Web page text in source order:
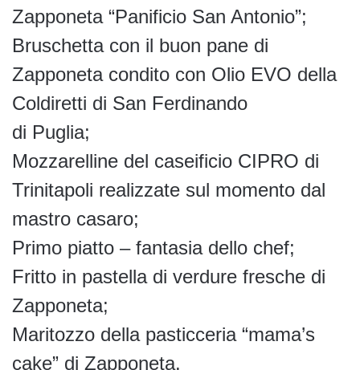
Zapponeta “Panificio San Antonio”;
Bruschetta con il buon pane di
Zapponeta condito con Olio EVO della
Coldiretti di San Ferdinando
di Puglia;
Mozzarelline del caseificio CIPRO di
Trinitapoli realizzate sul momento dal
mastro casaro;
Primo piatto – fantasia dello chef;
Fritto in pastella di verdure fresche di
Zapponeta;
Maritozzo della pasticceria “mama’s
cake” di Zapponeta.